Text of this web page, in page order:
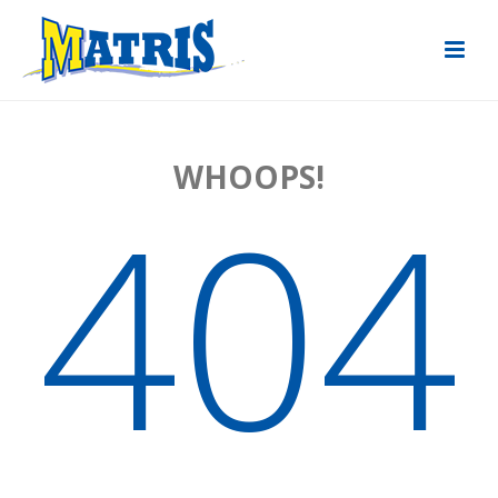
WHOOPS!
404